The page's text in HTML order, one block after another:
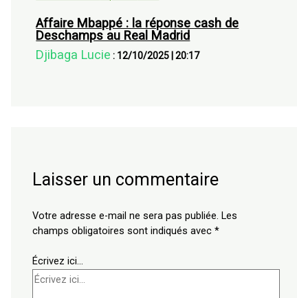
Affaire Mbappé : la réponse cash de
Deschamps au Real Madrid
Djibaga Lucie : 12/10/2025 |20:17
Laisser un commentaire
Votre adresse e-mail ne sera pas publiée. Les
champs obligatoires sont indiqués avec*
Écrivez ici…